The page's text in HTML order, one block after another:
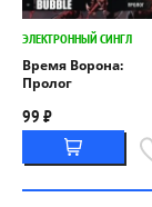
ЭЛЕКТРОННЫЙ СИНГЛ
Время Ворона:
Пролог
99 ₽